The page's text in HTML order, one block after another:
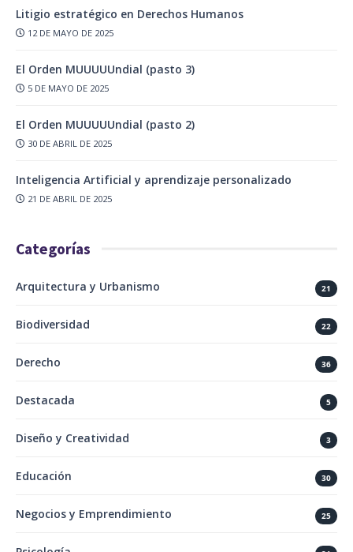
Litigio estratégico en Derechos Humanos
12 DE MAYO DE 2025
El Orden MUUUUUndial (pasto 3)
5 DE MAYO DE 2025
El Orden MUUUUUndial (pasto 2)
30 DE ABRIL DE 2025
Inteligencia Artificial y aprendizaje personalizado
21 DE ABRIL DE 2025
Categorías
Arquitectura y Urbanismo 21
Biodiversidad 22
Derecho 36
Destacada 5
Diseño y Creatividad 3
Educación 30
Negocios y Emprendimiento 25